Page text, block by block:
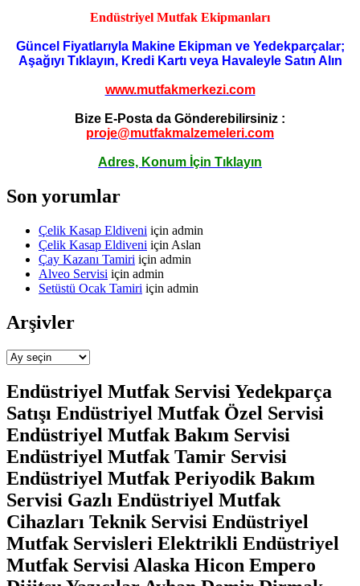
Endüstriyel Mutfak Ekipmanları
Güncel Fiyatlarıyla Makine Ekipman ve Yedekparçalar;
Aşağıyı Tıklayın, Kredi Kartı veya Havaleyle Satın Alın
www.mutfakmerkezi.com
Bize E-Posta da Gönderebilirsiniz :
proje@mutfakmalzemeleri.com
Adres, Konum İçin Tıklayın
Son yorumlar
Çelik Kasap Eldiveni için admin
Çelik Kasap Eldiveni için Aslan
Çay Kazanı Tamiri için admin
Alveo Servisi için admin
Setüstü Ocak Tamiri için admin
Arşivler
Arşivler
Endüstriyel Mutfak Servisi Yedekparça
Satışı Endüstriyel Mutfak Özel Servisi
Endüstriyel Mutfak Bakım Servisi
Endüstriyel Mutfak Tamir Servisi
Endüstriyel Mutfak Periyodik Bakım
Servisi Gazlı Endüstriyel Mutfak
Cihazları Teknik Servisi Endüstriyel
Mutfak Servisleri Elektrikli Endüstriyel
Mutfak Servisi Alaska Hicon Empero